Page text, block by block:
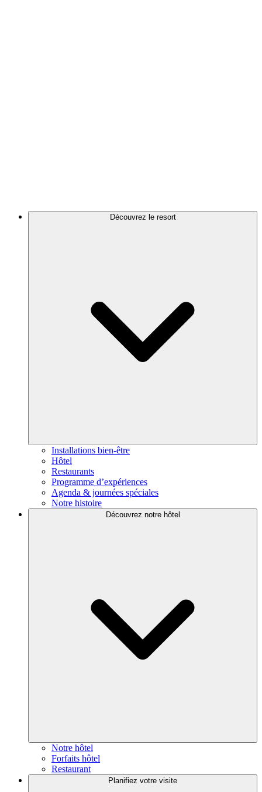
Découvrez le resort
Installations bien-être
Hôtel
Restaurants
Programme d’expériences
Agenda & journées spéciales
Notre histoire
Découvrez notre hôtel
Notre hôtel
Forfaits hôtel
Restaurant
Planifiez votre visite